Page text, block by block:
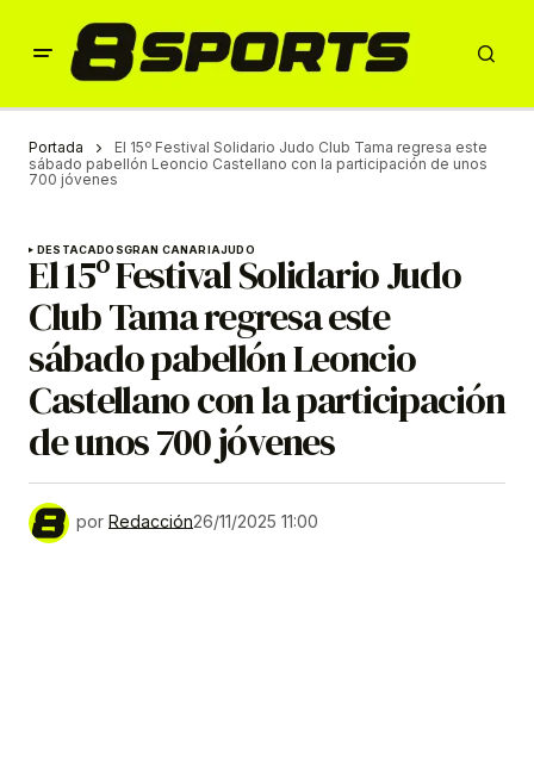
Portada
El 15º Festival Solidario Judo Club Tama regresa este
sábado pabellón Leoncio Castellano con la participación de unos
700 jóvenes
DESTACADOSGRAN CANARIAJUDO
El 15º Festival Solidario Judo
Club Tama regresa este
sábado pabellón Leoncio
Castellano con la participación
de unos 700 jóvenes
por Redacción26/11/2025 11:00